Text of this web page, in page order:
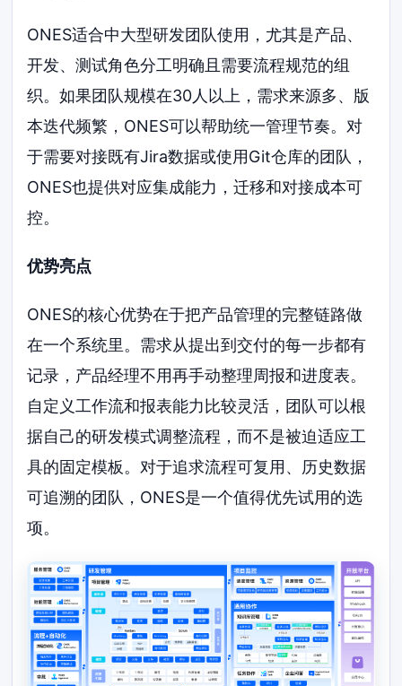
ONES适合中大型研发团队使用，尤其是产品、
开发、测试角色分工明确且需要流程规范的组
织。如果团队规模在30人以上，需求来源多、版
本迭代频繁，ONES可以帮助统一管理节奏。对
于需要对接既有Jira数据或使用Git仓库的团队，
ONES也提供对应集成能力，迁移和对接成本可
控。
优势亮点
ONES的核心优势在于把产品管理的完整链路做
在一个系统里。需求从提出到交付的每一步都有
记录，产品经理不用再手动整理周报和进度表。
自定义工作流和报表能力比较灵活，团队可以根
据自己的研发模式调整流程，而不是被迫适应工
具的固定模板。对于追求流程可复用、历史数据
可追溯的团队，ONES是一个值得优先试用的选
项。